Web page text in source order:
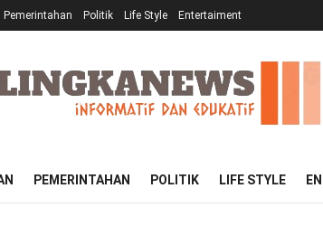
Pemerintahan Politik Life Style Entertaiment
PEMERINTAHAN POLITIK LIFE STYLE